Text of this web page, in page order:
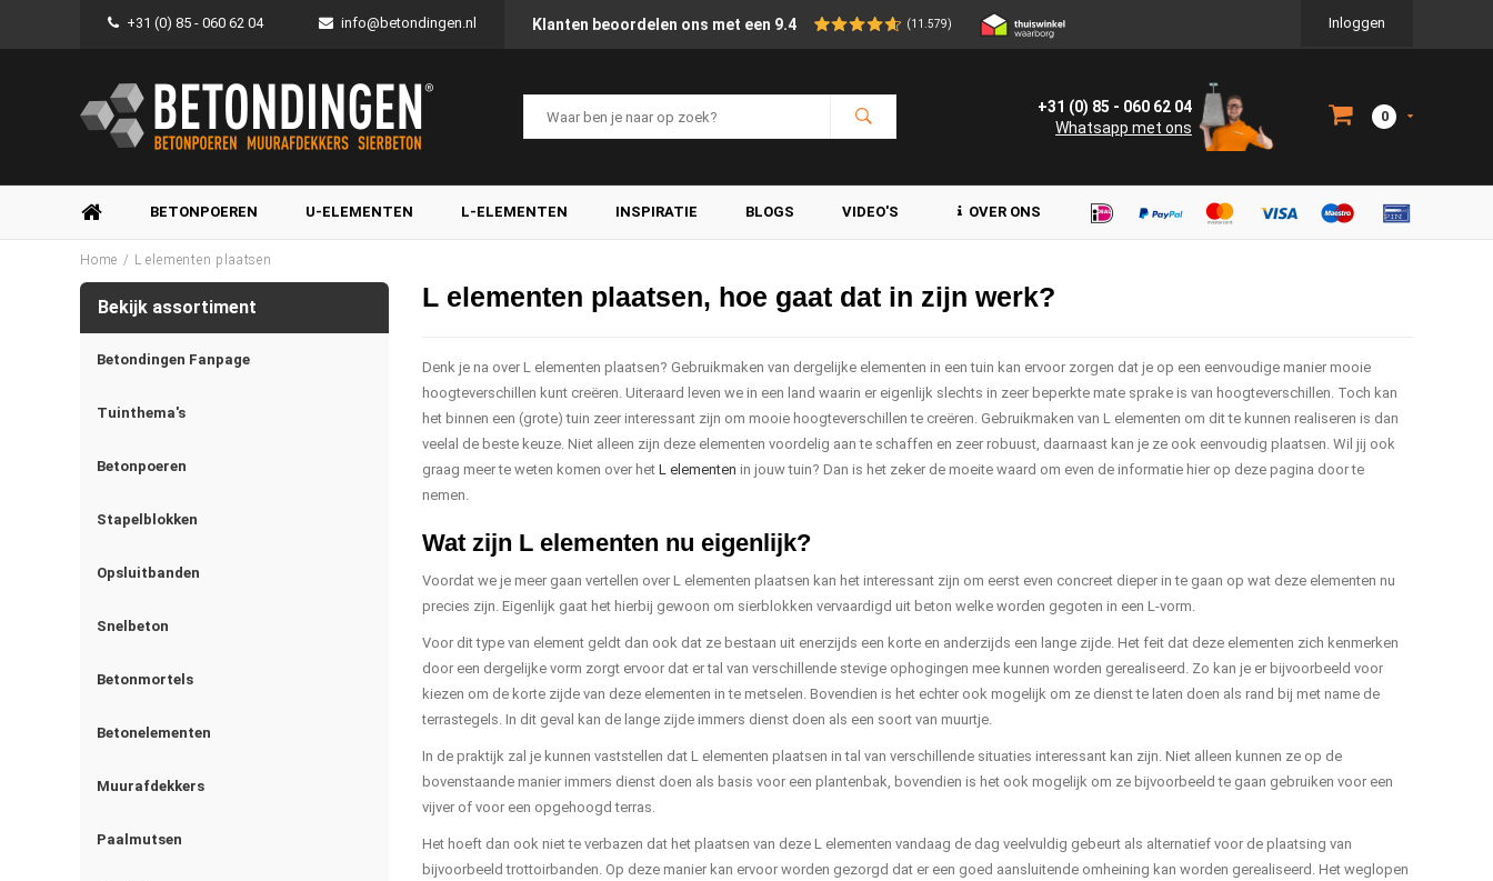
+31 (0) 85 - 060 62 04 info@betondingen.nl Klanten beoordelen ons met een 9.4 (11.579) Inloggen
+31 (0) 85 - 060 62 04
Whatsapp met ons
0
BETONPOEREN U-ELEMENTEN L-ELEMENTEN INSPIRATIE BLOGS VIDEO'S OVER ONS
Home / L elementen plaatsen
Bekijk assortiment
Betondingen Fanpage
Tuinthema's
Betonpoeren
Stapelblokken
Opsluitbanden
Snelbeton
Betonmortels
Betonelementen
Muurafdekkers
Paalmutsen
L elementen plaatsen, hoe gaat dat in zijn werk?
Denk je na over L elementen plaatsen? Gebruikmaken van dergelijke elementen in een tuin kan ervoor zorgen dat je op een eenvoudige manier mooie
hoogteverschillen kunt creëren. Uiteraard leven we in een land waarin er eigenlijk slechts in zeer beperkte mate sprake is van hoogteverschillen. Toch kan
het binnen een (grote) tuin zeer interessant zijn om mooie hoogteverschillen te creëren. Gebruikmaken van L elementen om dit te kunnen realiseren is dan
veelal de beste keuze. Niet alleen zijn deze elementen voordelig aan te schaffen en zeer robuust, daarnaast kan je ze ook eenvoudig plaatsen. Wil jij ook
graag meer te weten komen over het L elementen in jouw tuin? Dan is het zeker de moeite waard om even de informatie hier op deze pagina door te
nemen.
Wat zijn L elementen nu eigenlijk?
Voordat we je meer gaan vertellen over L elementen plaatsen kan het interessant zijn om eerst even concreet dieper in te gaan op wat deze elementen nu
precies zijn. Eigenlijk gaat het hierbij gewoon om sierblokken vervaardigd uit beton welke worden gegoten in een L-vorm.
Voor dit type van element geldt dan ook dat ze bestaan uit enerzijds een korte en anderzijds een lange zijde. Het feit dat deze elementen zich kenmerken
door een dergelijke vorm zorgt ervoor dat er tal van verschillende stevige ophogingen mee kunnen worden gerealiseerd. Zo kan je er bijvoorbeeld voor
kiezen om de korte zijde van deze elementen in te metselen. Bovendien is het echter ook mogelijk om ze dienst te laten doen als rand bij met name de
terrastegels. In dit geval kan de lange zijde immers dienst doen als een soort van muurtje.
In de praktijk zal je kunnen vaststellen dat L elementen plaatsen in tal van verschillende situaties interessant kan zijn. Niet alleen kunnen ze op de
bovenstaande manier immers dienst doen als basis voor een plantenbak, bovendien is het ook mogelijk om ze bijvoorbeeld te gaan gebruiken voor een
vijver of voor een opgehoogd terras.
Het hoeft dan ook niet te verbazen dat het plaatsen van deze L elementen vandaag de dag veelvuldig gebeurt als alternatief voor de plaatsing van
bijvoorbeeld trottoirbanden. Op deze manier kan ervoor worden gezorgd dat er een goed aansluitende omheining kan worden gerealiseerd. Het weglopen